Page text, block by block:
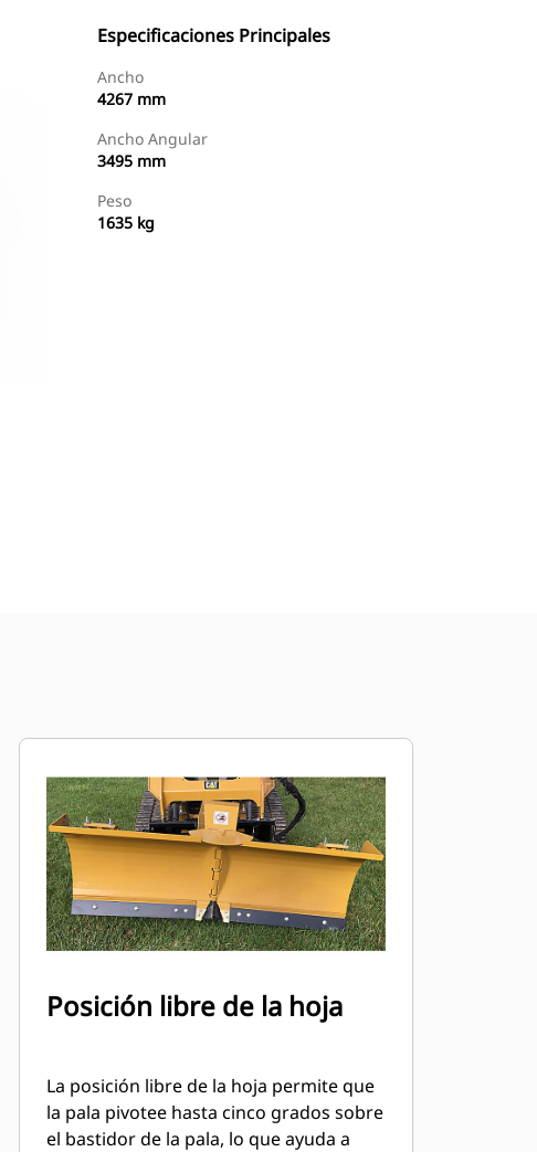
Especificaciones Principales
Ancho
4267 mm
Ancho Angular
3495 mm
Peso
1635 kg
Posición libre de la hoja
La posición libre de la hoja permite que
la pala pivotee hasta cinco grados sobre
el bastidor de la pala, lo que ayuda a